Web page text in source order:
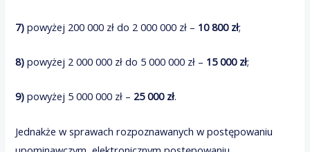
7) powyżej 200 000 zł do 2 000 000 zł – 10 800 zł;
8) powyżej 2 000 000 zł do 5 000 000 zł – 15 000 zł;
9) powyżej 5 000 000 zł – 25 000 zł.
Jednakże w sprawach rozpoznawanych w postępowaniu